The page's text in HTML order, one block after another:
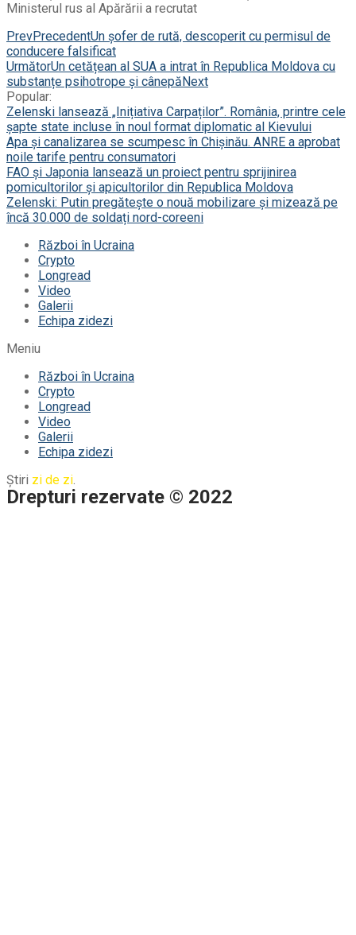
Ministerul rus al Apărării a recrutat
PrevPrecedentUn șofer de rută, descoperit cu permisul de
conducere falsificat
UrmătorUn cetățean al SUA a intrat în Republica Moldova cu
substanțe psihotrope și cânepă Next
Popular:
Zelenski lansează „Inițiativa Carpaților”. România, printre cele
șapte state incluse în noul format diplomatic al Kievului
Apa și canalizarea se scumpesc în Chișinău. ANRE a aprobat
noile tarife pentru consumatori
FAO și Japonia lansează un proiect pentru sprijinirea
pomicultorilor și apicultorilor din Republica Moldova
Zelenski: Putin pregătește o nouă mobilizare și mizează pe
încă 30.000 de soldați nord-coreeni
Război în Ucraina
Crypto
Longread
Video
Galerii
Echipa zidezi
Meniu
Război în Ucraina
Crypto
Longread
Video
Galerii
Echipa zidezi
Știri zi de zi.
Drepturi rezervate © 2022